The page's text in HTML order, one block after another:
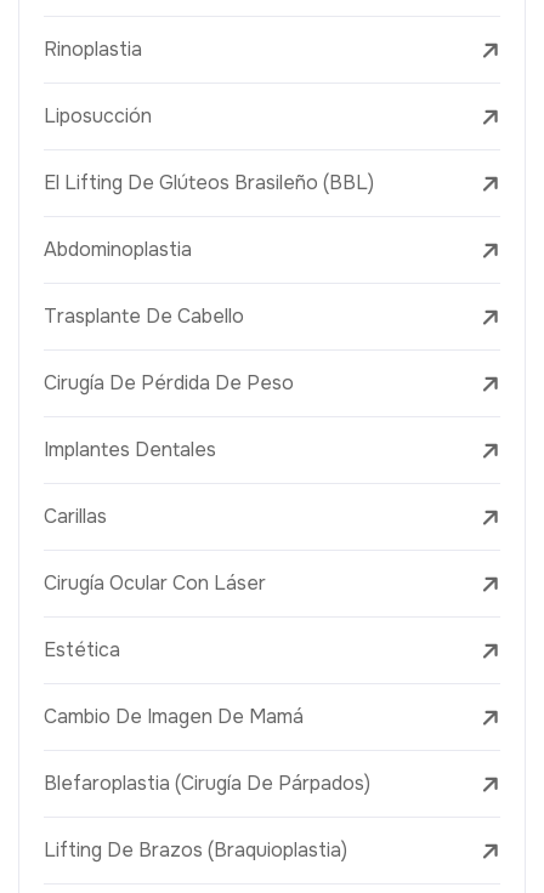
Rinoplastia
Liposucción
El Lifting De Glúteos Brasileño (BBL)
Abdominoplastia
Trasplante De Cabello
Cirugía De Pérdida De Peso
Implantes Dentales
Carillas
Cirugía Ocular Con Láser
Estética
Cambio De Imagen De Mamá
Blefaroplastia (Cirugía De Párpados)
Lifting De Brazos (Braquioplastia)